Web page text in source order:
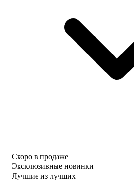
Скоро в продаже
Эксклюзивные новинки
Лучшие из лучших